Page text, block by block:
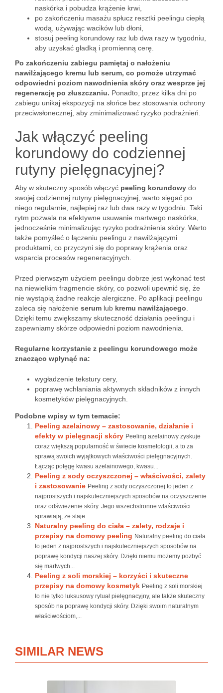
naskórka i pobudza krążenie krwi,
po zakończeniu masażu spłucz resztki peelingu ciepłą
wodą, używając wacików lub dłoni,
stosuj peeling korundowy raz lub dwa razy w tygodniu,
aby uzyskać gładką i promienną cerę.
Po zakończeniu zabiegu pamiętaj o nałożeniu
nawilżającego kremu lub serum, co pomoże utrzymać
odpowiedni poziom nawodnienia skóry oraz wesprze jej
regenerację po złuszczaniu. Ponadto, przez kilka dni po
zabiegu unikaj ekspozycji na słońce bez stosowania ochrony
przeciwsłonecznej, aby zminimalizować ryzyko podrażnień.
Jak włączyć peeling
korundowy do codziennej
rutyny pielęgnacyjnej?
Aby w skuteczny sposób włączyć peeling korundowy do
swojej codziennej rutyny pielęgnacyjnej, warto sięgać po
niego regularnie, najlepiej raz lub dwa razy w tygodniu. Taki
rytm pozwala na efektywne usuwanie martwego naskórka,
jednocześnie minimalizując ryzyko podrażnienia skóry. Warto
także pomyśleć o łączeniu peelingu z nawilżającymi
produktami, co przyczyni się do poprawy krążenia oraz
wsparcia procesów regeneracyjnych.
Przed pierwszym użyciem peelingu dobrze jest wykonać test
na niewielkim fragmencie skóry, co pozwoli upewnić się, że
nie wystąpią żadne reakcje alergiczne. Po aplikacji peelingu
zaleca się nałożenie serum lub kremu nawilżającego
Dzięki temu zwiększamy skuteczność działania peelingu i
zapewniamy skórze odpowiedni poziom nawodnienia.
Regularne korzystanie z peelingu korundowego może
znacząco wpłynąć na:
wygładzenie tekstury cery,
poprawę wchłaniania aktywnych składników z innych
kosmetyków pielęgnacyjnych.
Podobne wpisy w tym temacie:
Peeling azelainowy – zastosowanie, działanie i
efekty w pielęgnacji skóry Peeling azelainowy zyskuje
coraz większą popularność w świecie kosmetologii, a to za
sprawą swoich wyjątkowych właściwości pielęgnacyjnych.
Łącząc potęgę kwasu azelainowego, kwasu...
Peeling z sody oczyszczonej – właściwości, zalety
i zastosowanie Peeling z sody oczyszczonej to jeden z
najprostszych i najskuteczniejszych sposobów na oczyszczenie
oraz odświeżenie skóry. Jego wszechstronne właściwości
sprawiają, że staje...
Naturalny peeling do ciała – zalety, rodzaje i
przepisy na domowy peeling Naturalny peeling do ciała
to jeden z najprostszych i najskuteczniejszych sposobów na
poprawę kondycji naszej skóry. Dzięki niemu możemy pozbyć
się martwych...
Peeling z soli morskiej – korzyści i skuteczne
przepisy na domowy kosmetyk Peeling z soli morskiej
to nie tylko luksusowy rytuał pielęgnacyjny, ale także skuteczny
sposób na poprawę kondycji skóry. Dzięki swoim naturalnym
właściwościom,...
SIMILAR NEWS